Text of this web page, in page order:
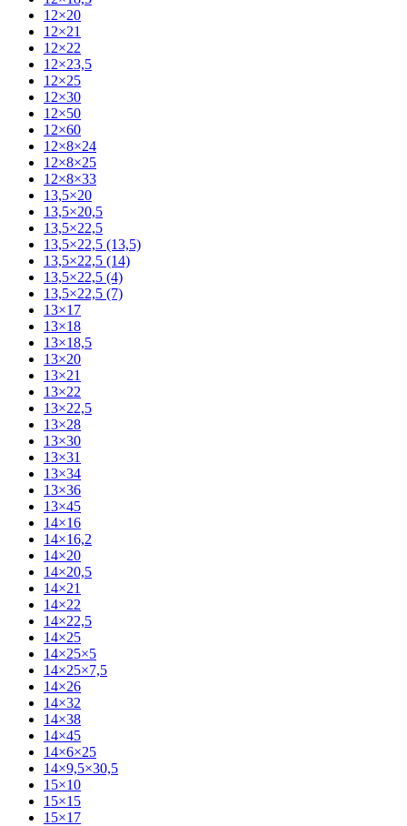
12×20
12×21
12×22
12×23,5
12×25
12×30
12×50
12×60
12×8×24
12×8×25
12×8×33
13,5×20
13,5×20,5
13,5×22,5
13,5×22,5 (13,5)
13,5×22,5 (14)
13,5×22,5 (4)
13,5×22,5 (7)
13×17
13×18
13×18,5
13×20
13×21
13×22
13×22,5
13×28
13×30
13×31
13×34
13×36
13×45
14×16
14×16,2
14×20
14×20,5
14×21
14×22
14×22,5
14×25
14×25×5
14×25×7,5
14×26
14×32
14×38
14×45
14×6×25
14×9,5×30,5
15×10
15×15
15×17